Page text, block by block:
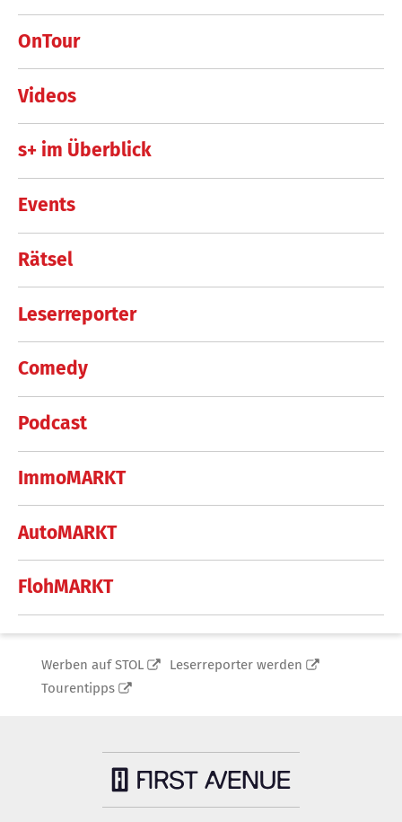
OnTour
Videos
s+ im Überblick
Events
Rätsel
Leserreporter
Comedy
Podcast
ImmoMARKT
AutoMARKT
FlohMARKT
Werben auf STOL
Leserreporter werden
Tourentipps